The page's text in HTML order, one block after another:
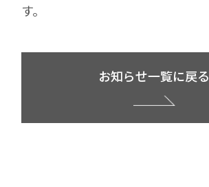
す。
お知らせ一覧に戻る